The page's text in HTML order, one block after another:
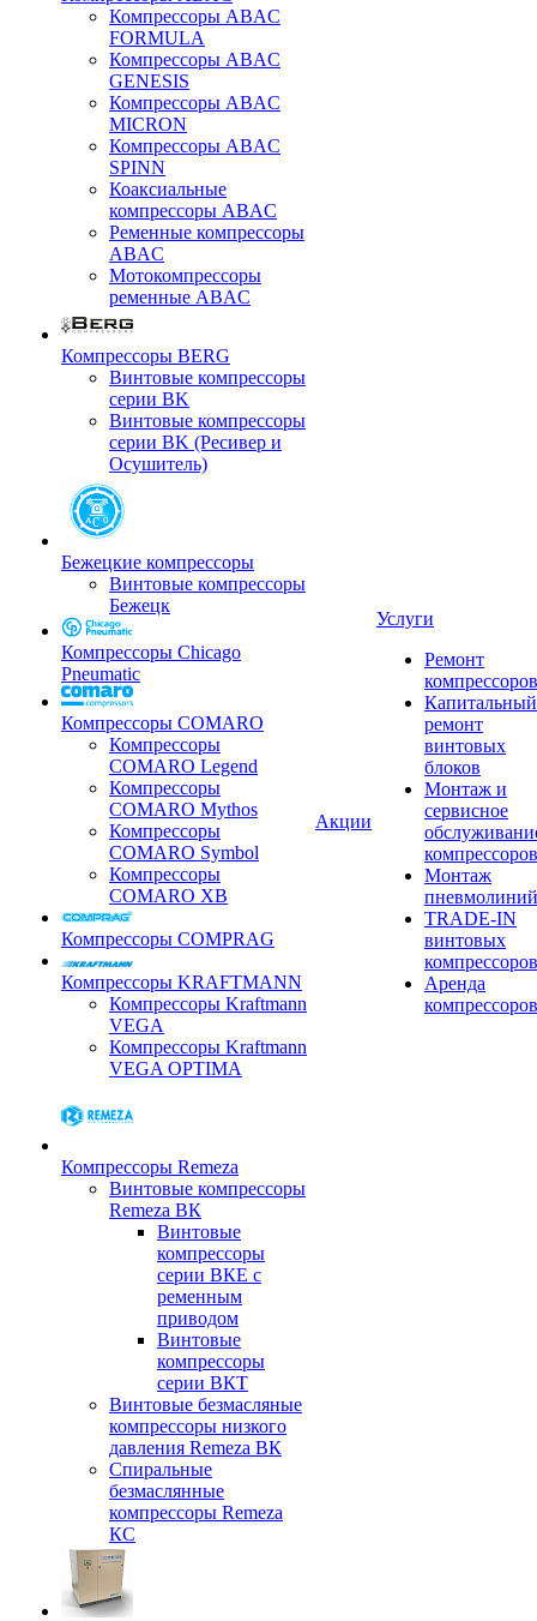
Компрессоры ABAC
FORMULA
Компрессоры ABAC
GENESIS
Компрессоры ABAC
MICRON
Компрессоры ABAC
SPINN
Коаксиальные
компрессоры ABAC
Ременные компрессоры
ABAC
Мотокомпрессоры
ременные ABAC
Компрессоры BERG
Винтовые компрессоры
серии BK
Винтовые компрессоры
серии BK (Ресивер и
Осушитель)
Бежецкие компрессоры
Винтовые компрессоры
Бежецк
Компрессоры Chicago
Pneumatic
Компрессоры COMARO
Компрессоры
COMARO Legend
Компрессоры
COMARO Mythos
Компрессоры
COMARO Symbol
Компрессоры
COMARO XB
Компрессоры COMPRAG
Компрессоры KRAFTMANN
Компрессоры Kraftmann
VEGA
Компрессоры Kraftmann
VEGA OPTIMA
Компрессоры Remeza
Винтовые компрессоры
Remeza ВК
Винтовые
компрессоры
серии ВКЕ с
ременным
приводом
Винтовые
компрессоры
серии ВКТ
Винтовые безмасляные
компрессоры низкого
давления Remeza ВК
Спиральные
безмаслянные
компрессоры Remeza
КС
Акции
Услуги
Ремонт
компрессоров
Капитальный
ремонт
винтовых
блоков
Монтаж и
сервисное
компрессоров
Монтаж
пневмолиний
TRADE-IN
винтовых
компрессоров
Аренда
компрессоров